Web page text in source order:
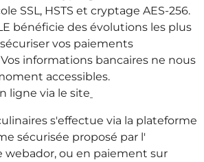
SSL, HSTS et cryptage AES-256.
bénéficie des évolutions les plus
vos paiements
informations bancaires ne nous
accessibles.
ligne via le site
s'effectue via la plateforme
sécurisée proposé par l'
webador, ou en paiement sur